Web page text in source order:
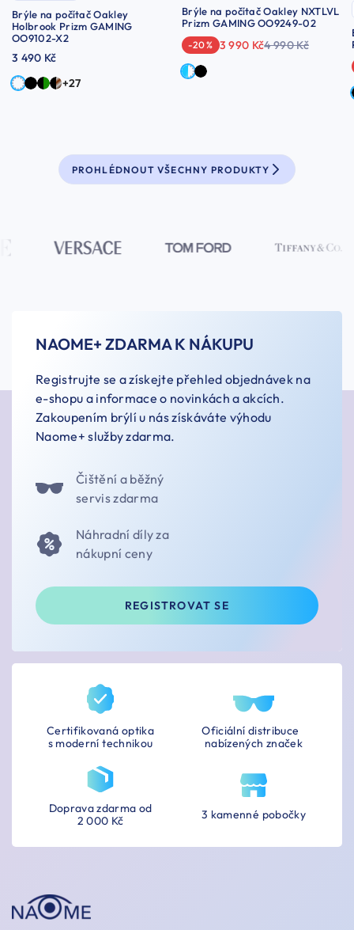
Brýle na počítač Oakley
Holbrook Prizm GAMING
OO9102-X2
3 490 Kč
+27
Brýle na počítač Oakley NXTLVL
Prizm GAMING OO9249-02
-20 % 3 990 Kč4 990 Kč
PROHLÉDNOUT VŠECHNY PRODUKTY
NAOME+ ZDARMA K NÁKUPU
Registrujte se a získejte přehled objednávek na
e-shopu a informace o novinkách a akcích.
Zakoupením brýlí u nás získáváte výhodu
Naome+ služby zdarma.
Čištění a běžný
servis zdarma
Náhradní díly za
nákupní ceny
REGISTROVAT SE
Certifikovaná optika
s moderní technikou
Oficiální distribuce
nabízených značek
3 kamenné pobočky
Doprava zdarma od
2 000 Kč